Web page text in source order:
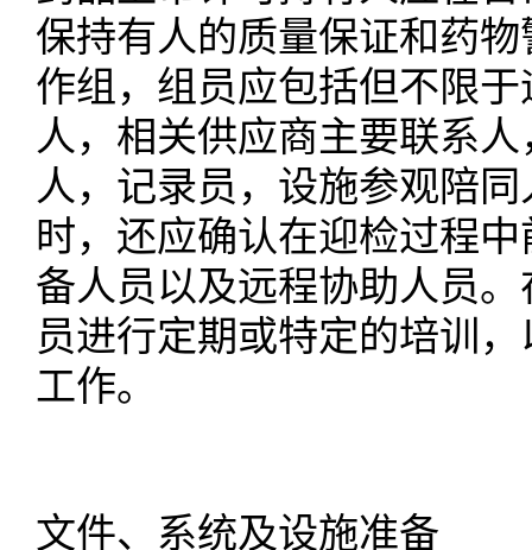
保持有人的质量保证和药
作组，组员应包括但不限
人，相关供应商主要联系
人，记录员，设施参观陪
时，还应确认在迎检过程
备人员以及远程协助人员
员进行定期或特定的培训
工作。
文件、系统及设施准备